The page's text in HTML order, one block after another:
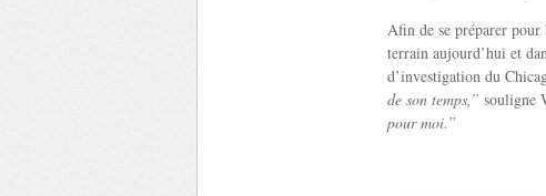
Afin de se préparer
terrain aujourd’hui et
d’investigation du
de son temps,” souligne
pour moi.”